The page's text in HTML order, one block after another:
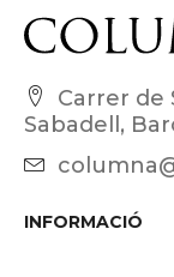
Carrer de
Sabadell,
INFORMACIÓ